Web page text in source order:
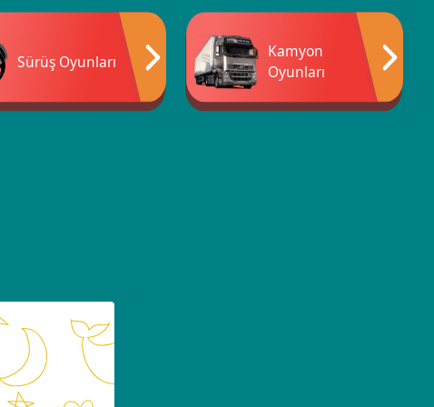
Sürüş Oyunları
Kamyon
Oyunları